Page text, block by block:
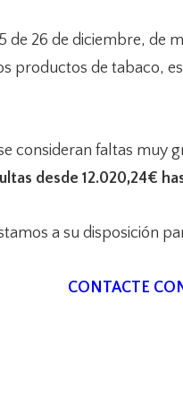
26 de diciembre, de
productos de tabaco,
consideran faltas muy
desde 12.020,24€
a su disposición
CONTACTE